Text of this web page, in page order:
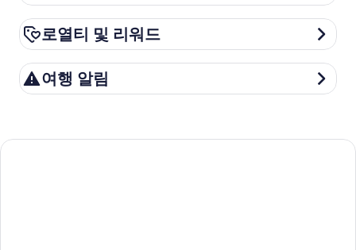
로열티 및 리워드
로열티 및 리워드
여행 알림
여행 알림